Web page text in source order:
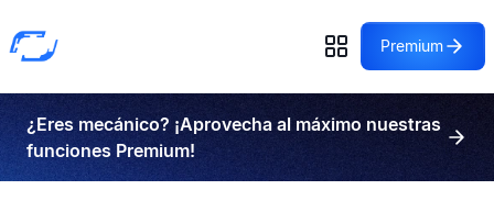
Premium
¿Eres mecánico? ¡Aprovecha al máximo nuestras
funciones Premium!